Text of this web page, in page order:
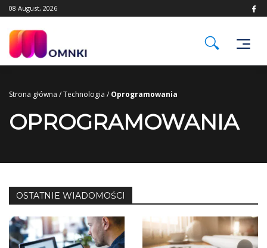
Skip
to
08 August, 2026
Strona główna /Technologia / Oprogramowania
OPROGRAMOWANIA
OSTATNIE WIADOMOŚCI